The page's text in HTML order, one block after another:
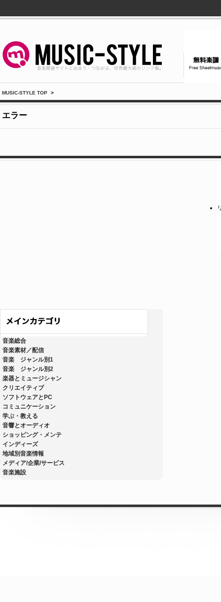
MUSIC-STYLE TOP >
エラー
音楽総合
音楽素材／配信
音楽 ジャンル別1
音楽 ジャンル別2
楽器とミュージシャン
クリエイティブ
ソフトウェアとPC
コミュニケーション
学ぶ・教える
音響とオーディオ
ショッピング・メンテ
インディーズ
地域別音楽情報
メディア/企業/サービス
音楽施設